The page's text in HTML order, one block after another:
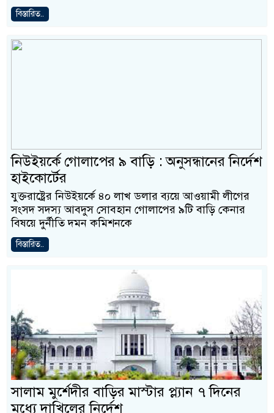
বিস্তারিত..
নিউইয়র্কে গোলাপের ৯ বাড়ি : অনুসন্ধানের নির্দেশ
হাইকোর্টের
যুক্তরাষ্ট্রের নিউইয়র্কে ৪০ লাখ ডলার ব্যয়ে আওয়ামী লীগের
সংসদ সদস্য আবদুস সোবহান গোলাপের ৯টি বাড়ি কেনার
বিষয়ে দুর্নীতি দমন কমিশনকে
বিস্তারিত..
সালাম মুর্শেদীর বাড়ির মাস্টার প্ল্যান ৭ দিনের
মধ্যে দাখিলের নির্দেশ